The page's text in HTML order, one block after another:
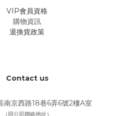
VIP會員資格
購物資訊
退換貨政策
Contact us
南京西路18巷6弄6號2樓A室
（同公司聯絡地址）